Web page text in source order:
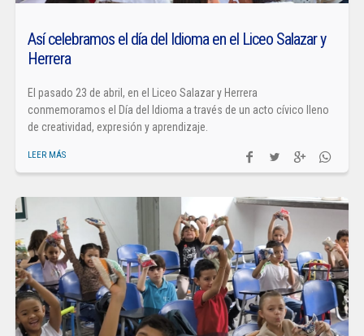
Así celebramos el día del Idioma en el Liceo Salazar y
Herrera
El pasado 23 de abril, en el Liceo Salazar y Herrera
conmemoramos el Día del Idioma a través de un acto cívico lleno
de creatividad, expresión y aprendizaje.
LEER MÁS